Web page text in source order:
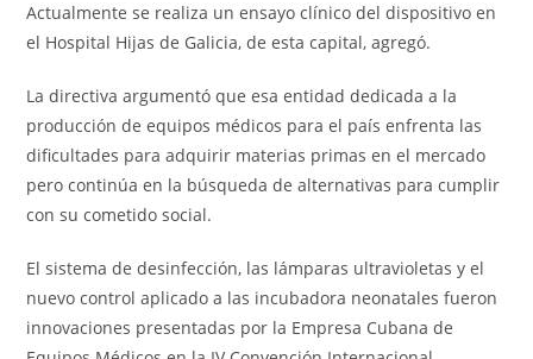
Actualmente se realiza un ensayo clínico del dispositivo en
el Hospital Hijas de Galicia, de esta capital, agregó.
La directiva argumentó que esa entidad dedicada a la
producción de equipos médicos para el país enfrenta las
dificultades para adquirir materias primas en el mercado
pero continúa en la búsqueda de alternativas para cumplir
con su cometido social.
El sistema de desinfección, las lámparas ultravioletas y el
nuevo control aplicado a las incubadora neonatales fueron
innovaciones presentadas por la Empresa Cubana de